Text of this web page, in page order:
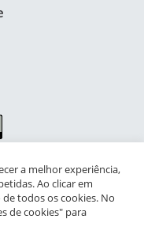
para a Infância e
da Praia Vermelha
a melhor experiência,
Ao clicar em
todos os cookies. No
de cookies" para